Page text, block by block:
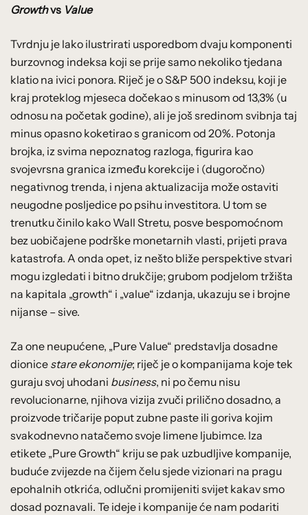
Growthvs Value
Tvrdnju je lako ilustrirati usporedbom dvaju komponenti
burzovnog indeksa koji se prije samo nekoliko tjedana
klatio na ivici ponora. Riječ je o S&P 500 indeksu, koji je
kraj proteklog mjeseca dočekao s minusom od 13,3% (u
odnosu na početak godine), ali je još sredinom svibnja taj
minus opasno koketirao s granicom od 20%. Potonja
brojka, iz svima nepoznatog razloga, figurira kao
svojevrsna granica između korekcije i (dugoročno)
negativnog trenda, i njena aktualizacija može ostaviti
neugodne posljedice po psihu investitora. U tom se
trenutku činilo kako Wall Stretu, posve bespomoćnom
bez uobičajene podrške monetarnih vlasti, prijeti prava
katastrofa. A onda opet, iz nešto bliže perspektive stvari
mogu izgledati i bitno drukčije; grubom podjelom tržišta
na kapitala „growth“ i „value“ izdanja, ukazuju se i brojne
nijanse – sive.
Za one neupućene, „Pure Value“ predstavlja dosadne
dionice stare ekonomije; riječ je o kompanijama koje tek
guraju svoj uhodani business, ni po čemu nisu
revolucionarne, njihova vizija zvuči prilično dosadno, a
proizvode tričarije poput zubne paste ili goriva kojim
svakodnevno natačemo svoje limene ljubimce. Iza
etikete „Pure Growth“ kriju se pak uzbudljive kompanije,
buduće zvijezde na čijem čelu sjede vizionari na pragu
epohalnih otkrića, odlučni promijeniti svijet kakav smo
dosad poznavali. Te ideje i kompanije će nam podariti